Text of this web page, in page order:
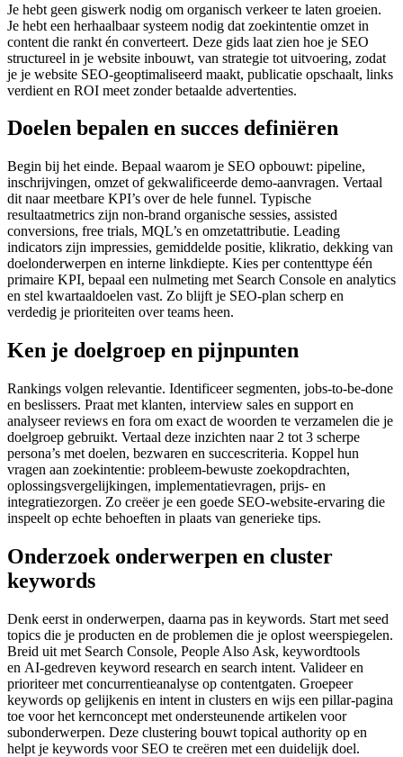
Je hebt geen giswerk nodig om organisch verkeer te laten groeien.
Je hebt een herhaalbaar systeem nodig dat zoekintentie omzet in
content die rankt én converteert. Deze gids laat zien hoe je SEO
structureel in je website inbouwt, van strategie tot uitvoering, zodat
je je website SEO-geoptimaliseerd maakt, publicatie opschaalt, links
verdient en ROI meet zonder betaalde advertenties.
Doelen bepalen en succes definiëren
Begin bij het einde. Bepaal waarom je SEO opbouwt: pipeline,
inschrijvingen, omzet of gekwalificeerde demo-aanvragen. Vertaal
dit naar meetbare KPI’s over de hele funnel. Typische
resultaatmetrics zijn non-brand organische sessies, assisted
conversions, free trials, MQL’s en omzetattributie. Leading
indicators zijn impressies, gemiddelde positie, klikratio, dekking van
doelonderwerpen en interne linkdiepte. Kies per contenttype één
primaire KPI, bepaal een nulmeting met Search Console en analytics
en stel kwartaaldoelen vast. Zo blijft je SEO-plan scherp en
verdedig je prioriteiten over teams heen.
Ken je doelgroep en pijnpunten
Rankings volgen relevantie. Identificeer segmenten, jobs-to-be-done
en beslissers. Praat met klanten, interview sales en support en
analyseer reviews en fora om exact de woorden te verzamelen die je
doelgroep gebruikt. Vertaal deze inzichten naar 2 tot 3 scherpe
persona’s met doelen, bezwaren en succescriteria. Koppel hun
vragen aan zoekintentie: probleem-bewuste zoekopdrachten,
oplossingsvergelijkingen, implementatievragen, prijs- en
integratiezorgen. Zo creëer je een goede SEO-website-ervaring die
inspeelt op echte behoeften in plaats van generieke tips.
Onderzoek onderwerpen en cluster
keywords
Denk eerst in onderwerpen, daarna pas in keywords. Start met seed
topics die je producten en de problemen die je oplost weerspiegelen.
Breid uit met Search Console, People Also Ask, keywordtools
en AI-gedreven keyword research en search intent. Valideer en
prioriteer met concurrentieanalyse op contentgaten. Groepeer
keywords op gelijkenis en intent in clusters en wijs een pillar-pagina
toe voor het kernconcept met ondersteunende artikelen voor
subonderwerpen. Deze clustering bouwt topical authority op en
helpt je keywords voor SEO te creëren met een duidelijk doel.